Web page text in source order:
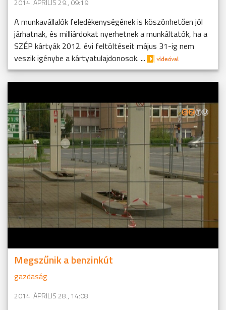
A munkavállalók feledékenységének is köszönhetően jól
járhatnak, és milliárdokat nyerhetnek a munkáltatók, ha a
SZÉP kártyák 2012. évi feltöltéseit május 31-ig nem
veszik igénybe a kártyatulajdonosok. ...
Megszűnik a benzinkút
gazdaság
2014. ÁPRILIS 28., 14:08